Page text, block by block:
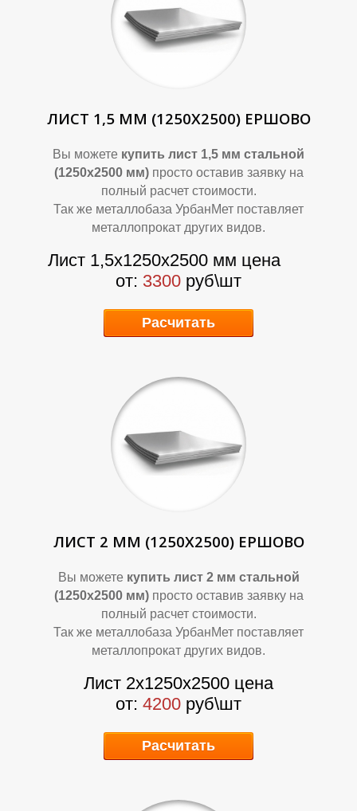
Л
О
ЛИСТ 1,5 ММ (1250Х2500) ЕРШОВО
Вы можете купить лист 1,5 мм стальной
(1250х2500 мм) просто оставив заявку на
полный расчет стоимости.
Так же металлобаза УрбанМет поставляет
металлопрокат других видов.
Лист 1,5х1250х2500 мм цена
от: 3300 руб\шт
Расчитать
ЛИСТ 2 ММ (1250Х2500) ЕРШОВО
Вы можете купить лист 2 мм стальной
(1250х2500 мм) просто оставив заявку на
полный расчет стоимости.
Так же металлобаза УрбанМет поставляет
металлопрокат других видов.
Лист 2х1250х2500 цена
от: 4200 руб\шт
Расчитать
Л
О